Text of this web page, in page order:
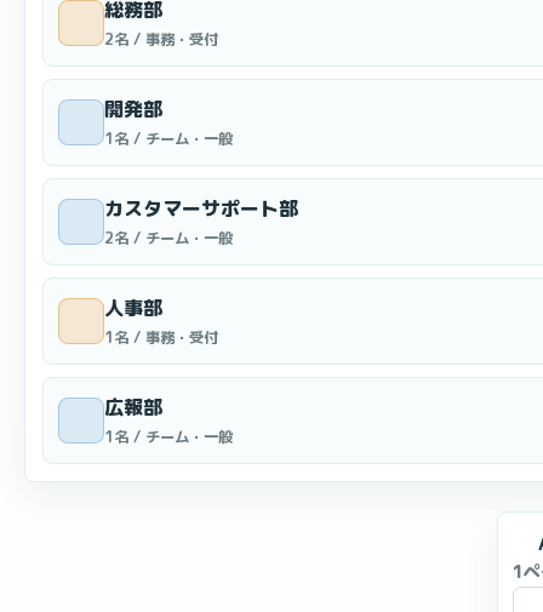
総務部
2名 / 事務・受付
開発部
1名 / チーム・一般
カスタマーサポート部
2名 / チーム・一般
人事部
1名 / 事務・受付
広報部
1名 / チーム・一般
1